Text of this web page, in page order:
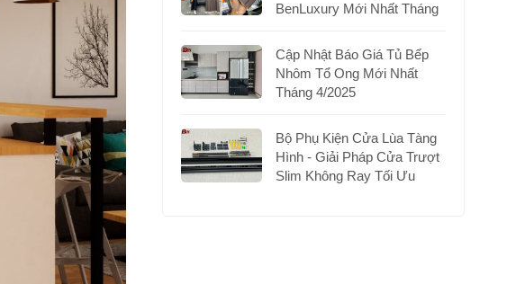
BenLuxury Mới Nhất Tháng
Cập Nhật Báo Giá Tủ Bếp
Nhôm Tổ Ong Mới Nhất
Tháng 4/2025
Bộ Phụ Kiện Cửa Lùa Tàng
Hình - Giải Pháp Cửa Trượt
Slim Không Ray Tối Ưu